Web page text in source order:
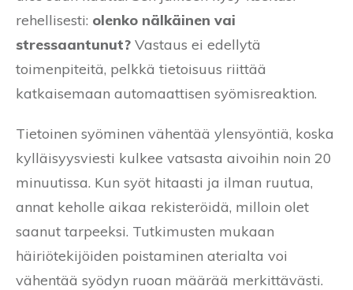
rehellisesti: olenko nälkäinen vai
stressaantunut? Vastaus ei edellytä
toimenpiteitä, pelkkä tietoisuus riittää
katkaisemaan automaattisen syömisreaktion.
Tietoinen syöminen vähentää ylensyöntiä, koska
kylläisyysviesti kulkee vatsasta aivoihin noin 20
minuutissa. Kun syöt hitaasti ja ilman ruutua,
annat keholle aikaa rekisteröidä, milloin olet
saanut tarpeeksi. Tutkimusten mukaan
häiriötekijöiden poistaminen aterialta voi
vähentää syödyn ruoan määrää merkittävästi.